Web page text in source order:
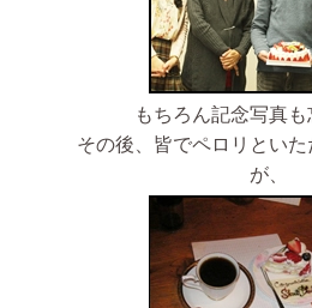
もちろん記念写真
その後、皆でペロリといた
が、